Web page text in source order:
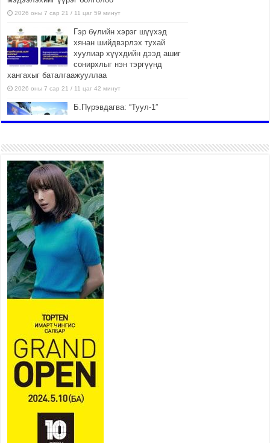
2026 оны 7 сар 21 / 11 цаг 59 минут
Гэр бүлийн хэрэг шүүхэд
хянан шийдвэрлэх тухай
хуулиар хүүхдийн дээд ашиг
сонирхлыг нэн тэргүүнд
хангахыг баталгаажууллаа
2026 оны 7 сар 21 / 11 цаг 42 минут
Б.Пүрэвдагва: “Туул-1”
2026 оны 7 сар 21 / 10 цаг 15 минут
НИЙСЛЭЛ, АЙМГИЙН
УДИРДЛАГУУДЫН АЖЛЫГ
ХҮНД СУРТЛЫГ БУУРУУЛЖ,
ИРГЭД, АЖ АХУЙН НЭГЖИЙН
АЧААГ ХЭРХЭН ХӨНГӨЛСНӨӨР ДҮГНЭНЭ
2026 оны 7 сар 21 / 10 цаг 09 минут
Байнгын хорооны дарга
М.Мандхай Цөлжилттэй
тэмцэх тухай НҮБ-ын
конвенцын талуудын 17 дугаар
бага хурал (СОР17)-ын бэлтгэл ажлын явцтай
танилцлаа
2026 оны 7 сар 21 / 10 цаг 03 минут
Б.Пүрэвдагва: Бүтээн байгуулалтын аливаа
ажил инженерийн хангамжийн байгууллагуудын
уялдаа холбоогүйгээс саатах ёсгүй
2026 оны 7 сар 20 / 17 цаг 21 минут
“Сэлбэ 20 минутын хот” төслийн анхны 12
давхар барилгын үндсэн карказ, цутгалтын ажил
2026 оны 7 сар 20 / 17 цаг 17 минут
Мопед, скүүтер, тэдгээртэй адилтгах үзүүлэлт